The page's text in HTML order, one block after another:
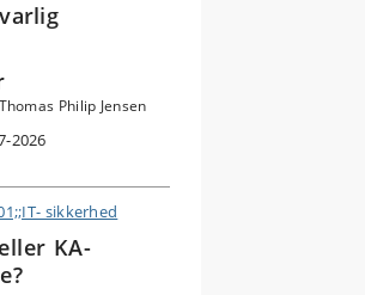
Philip Jensen
2026
sikkerhed
KA-